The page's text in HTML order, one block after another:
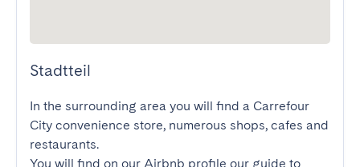
Stadtteil
In the surrounding area you will find a Carrefour
City convenience store, numerous shops, cafes and
restaurants.
You will find on our Airbnb profile our guide to